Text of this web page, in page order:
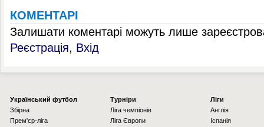
КОМЕНТАРІ
Залишати коментарі можуть лише
Реєстрація, Вхід
Українcький футбол
Збірна
Прем'єр-ліга
Турніри
Ліга чемпіонів
Ліга Європи
Ліги
Англія
Іспанія